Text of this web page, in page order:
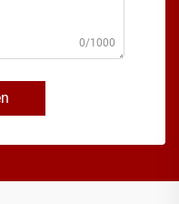
0/1000